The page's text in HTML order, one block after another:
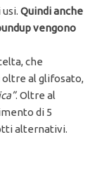
Quindi anche
vengono
che
al glifosato,
. Oltre al
di 5
alternativi.